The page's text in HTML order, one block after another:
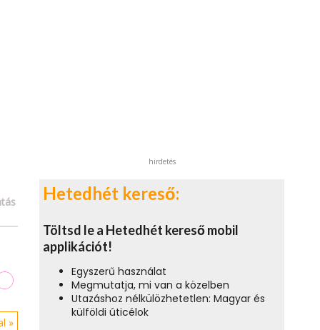
»
hirdetés
Hetedhét kereső:
Töltsd le a Hetedhét kereső mobil
applikációt!
Egyszerű használat
Megmutatja, mi van a közelben
Utazáshoz nélkülözhetetlen: Magyar és
külföldi úticélok